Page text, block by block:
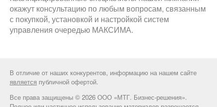
окажут консультацию по любым вопросам, связанным
с покупкой, установкой и настройкой систем
управления очередью МАКСИМА.
В отличие от наших конкурентов, информацию на нашем сайте
является публичной офертой.
Все права защищены © 2026 ООО «МТГ. Бизнес-решения».